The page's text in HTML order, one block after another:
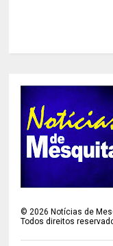
©2026 Notícias de
Todos direitos